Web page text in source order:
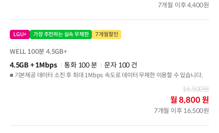
7개월 이후 4,400원
LGU+ 가장 추천하는 실속 무제한 7개월할인
WELL 100분 4.5GB+
4.5GB + 1Mbps 통화 100 분
문자 100 건
■ 기본제공 데이터 소진 후 최대 1Mbps 속도로 데이터 무제한 이용할 수 있습니다.
16,500원
월8,800 원
7개월 이후 16,500원